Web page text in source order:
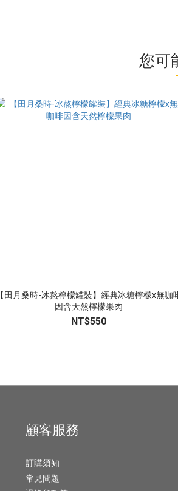
您可
【田月桑時-冰熬檸檬罐裝】經典冰糖檸檬x無咖
因含天然檸檬果肉
NT$550
顧客服務
訂購須知
常見問題